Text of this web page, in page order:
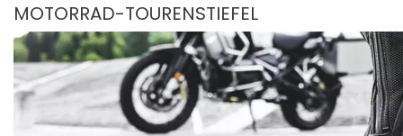
MOTORRAD-TOURENSTIEFEL